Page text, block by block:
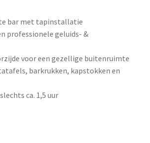
bar met tapinstallatie
professionele geluids- &
voor een gezellige buitenruimte
barkrukken, kapstokken en
ca. 1,5 uur